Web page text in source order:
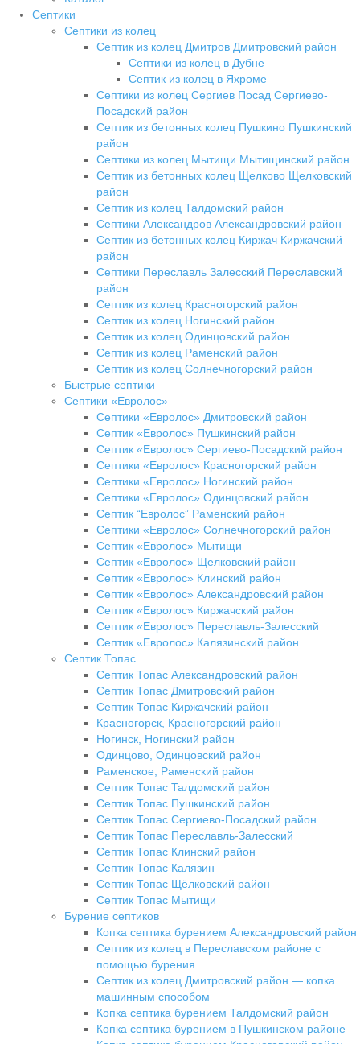
Септики
Септики из колец
Септик из колец Дмитров Дмитровский район
Септики из колец в Дубне
Септик из колец в Яхроме
Септики из колец Сергиев Посад Сергиево-
Посадский район
Септик из бетонных колец Пушкино Пушкинский
район
Септики из колец Мытищи Мытищинский район
Септик из бетонных колец Щелково Щелковский
район
Септик из колец Талдомский район
Септики Александров Александровский район
Септик из бетонных колец Киржач Киржачский
район
Септики Переславль Залесский Переславский
район
Септик из колец Красногорский район
Септик из колец Ногинский район
Септик из колец Одинцовский район
Септик из колец Раменский район
Септик из колец Солнечногорский район
Быстрые септики
Септики «Евролос»
Септики «Евролос» Дмитровский район
Септик «Евролос» Пушкинский район
Септик «Евролос» Сергиево-Посадский район
Септики «Евролос» Красногорский район
Септики «Евролос» Ногинский район
Септики «Евролос» Одинцовский район
Септик “Евролос” Раменский район
Септики «Евролос» Солнечногорский район
Септик «Евролос» Мытищи
Септик «Евролос» Щелковский район
Септик «Евролос» Клинский район
Септик «Евролос» Александровский район
Септик «Евролос» Киржачский район
Септик «Евролос» Переславль-Залесский
Септик «Евролос» Калязинский район
Септик Топас
Септик Топас Александровский район
Септик Топас Дмитровский район
Септик Топас Киржачский район
Красногорск, Красногорский район
Ногинск, Ногинский район
Одинцово, Одинцовский район
Раменское, Раменский район
Септик Топас Талдомский район
Септик Топас Пушкинский район
Септик Топас Сергиево-Посадский район
Септик Топас Переславль-Залесский
Септик Топас Клинский район
Септик Топас Калязин
Септик Топас Щёлковский район
Септик Топас Мытищи
Бурение септиков
Копка септика бурением Александровский район
Септик из колец в Переславском районе с
помощью бурения
Септик из колец Дмитровский район — копка
машинным способом
Копка септика бурением Талдомский район
Копка септика бурением в Пушкинском районе